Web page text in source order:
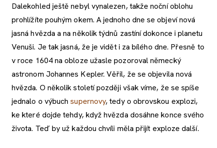
Dalekohled ještě nebyl vynalezen, takže noční oblohu
prohlížíte pouhým okem. A jednoho dne se objeví nová
jasná hvězda a na několik týdnů zastíní dokonce i planetu
Venuši. Je tak jasná, že je vidět i za bílého dne. Přesně to
v roce 1604 na obloze užasle pozoroval německý
astronom Johannes Kepler. Věřil, že se objevila nová
hvězda. O několik století později však víme, že se spíše
jednalo o výbuchsupernovy, tedy o obrovskou explozi,
ke které dojde tehdy, když hvězda dosáhne konce svého
života. Teď by už každou chvíli měla přijít exploze další.